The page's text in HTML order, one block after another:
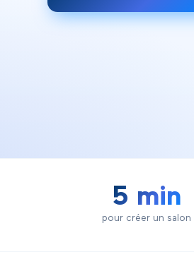
5 min
pour créer un salon